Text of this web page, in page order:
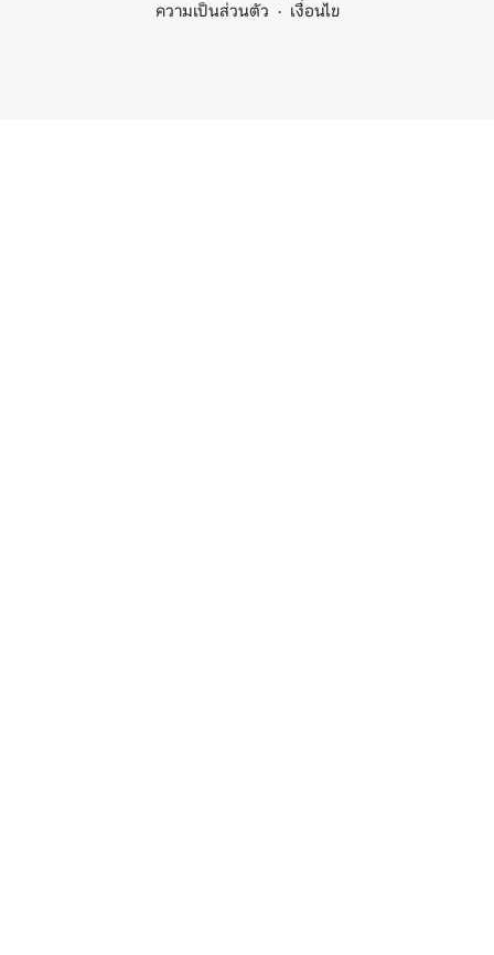
ความเป็นส่วนตัว
เงื่อนไข